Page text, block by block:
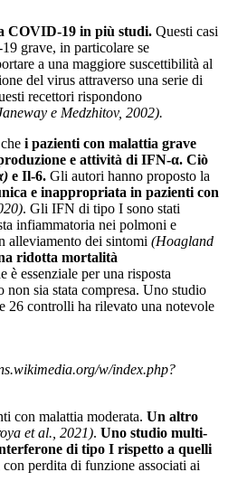
COVID-19 in più studi. Questi casi
grave, in particolare se
a una maggiore suscettibilità al
del virus attraverso una serie di
recettori rispondono
e Medzhitov, 2002).
i pazienti con malattia grave
e attività di IFN-α. Ciò
e Il-6. Gli autori hanno proposto la
e inappropriata in pazienti con
. Gli IFN di tipo I sono stati
infiammatoria nei polmoni e
alleviamento dei sintomi (Hoagland
ridotta mortalità
essenziale per una risposta
sia stata compresa. Uno studio
26 controlli ha rilevato una notevole
w/index.php?
con malattia moderata. Un altro
et al., 2021). Uno studio multi-
di tipo I rispetto a quelli
perdita di funzione associati ai